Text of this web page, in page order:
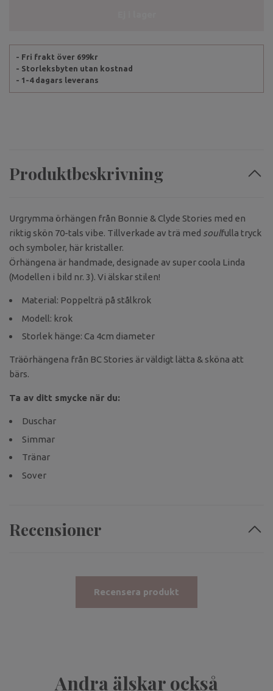
- Fri frakt över 699kr
- Storleksbyten utan kostnad
- 1-4 dagars leverans
Produktbeskrivning
Urgrymma örhängen från Bonnie & Clyde Stories med en
riktig skön 70-tals vibe. Tillverkade av trä med soulfulla tryck
och symboler, här kristaller.
Örhängena är handmade, designade av super coola Linda
(Modellen i bild nr. 3). Vi älskar stilen!
Material: Poppelträ på stålkrok
Modell: krok
Storlek hänge: Ca 4cm diameter
Träörhängena från BC Stories är väldigt lätta & sköna att
bärs.
Ta av ditt smycke när du:
Duschar
Simmar
Tränar
Sover
Recensioner
Recensera produkt
Andra älskar också